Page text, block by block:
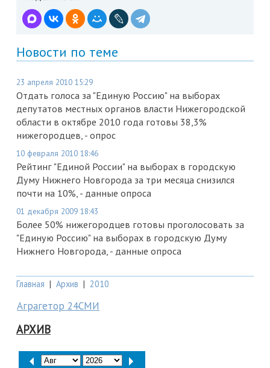
Новости по теме
23 апреля 2010 15:29
Отдать голоса за "Единую Россию" на выборах
депутатов местных органов власти Нижегородской
области в октябре 2010 года готовы 38,3%
нижегородцев, - опрос
10 февраля 2010 18:46
Рейтинг "Единой России" на выборах в городскую
Думу Нижнего Новгорода за три месяца снизился
почти на 10%, - данные опроса
01 декабря 2009 18:43
Более 50% нижегородцев готовы проголосовать за
"Единую Россию" на выборах в городскую Думу
Нижнего Новгорода, - данные опроса
Главная | Архив | 2010
Аграгетор 24СМИ
АРХИВ